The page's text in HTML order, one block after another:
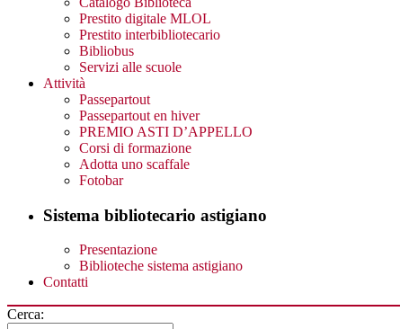
Prestito digitale MLOL
Prestito interbibliotecario
Bibliobus
Servizi alle scuole
Attività
Passepartout
Passepartout en hiver
PREMIO ASTI D’APPELLO
Corsi di formazione
Adotta uno scaffale
Fotobar
Sistema bibliotecario astigiano
Presentazione
Biblioteche sistema astigiano
Contatti
Cerca: